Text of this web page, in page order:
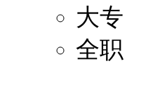
大专
全职